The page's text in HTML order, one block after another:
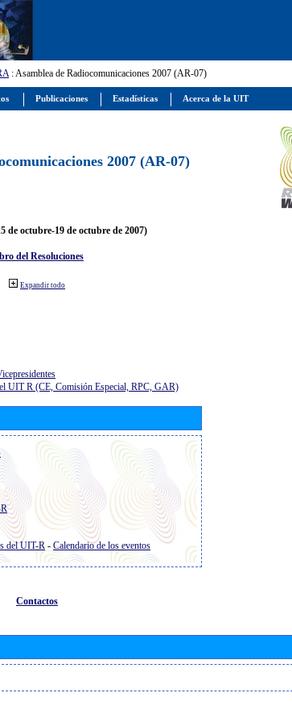
: Asamblea de Radiocomunicaciones 2007 (AR-07)
2007 (AR-07)
de octubre-19 de octubre de 2007)
del Resoluciones
Expandir todo
UIT R (CE, Comisión Especial, RPC, GAR)
del UIT-R- Calendario de los eventos
Contactos
Publicaciones Estadísticas Acerca de la UIT